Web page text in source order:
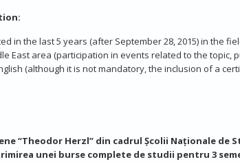
in the last 5 years (after September 28, 2015) in the
East area (participation in events related to the topic,
(although it is not mandatory, the inclusion of a
“Theodor Herzl” din cadrul Școlii Naționale de
unei burse complete de studii pentru 3